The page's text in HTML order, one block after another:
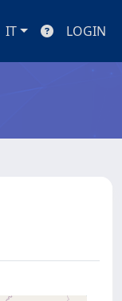
IT LOGIN